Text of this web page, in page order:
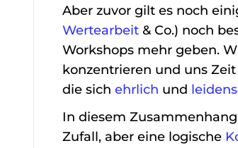
Aber zuvor gilt es noch
Wertearbeit & Co.) noch
Workshops mehr geben.
konzentrieren und uns
die sich ehrlich und
In diesem
Zufall, aber eine logische